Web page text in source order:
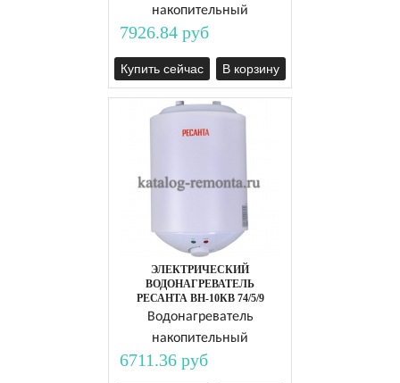
накопительный
7926.84 руб
Купить сейчас В корзину
ЭЛЕКТРИЧЕСКИЙ
ВОДОНАГРЕВАТЕЛЬ
РЕСАНТА ВН-10КВ 74/5/9
Водонагреватель
накопительный
6711.36 руб